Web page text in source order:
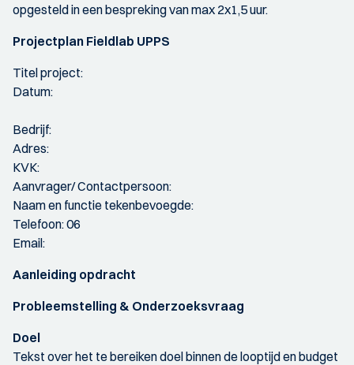
opgesteld in een bespreking van max 2x1,5 uur.
Projectplan Fieldlab UPPS
Titel project:
Datum:
Bedrijf:
Adres:
KVK:
Aanvrager/ Contactpersoon:
Naam en functie tekenbevoegde:
Telefoon: 06
Email:
Aanleiding opdracht
Probleemstelling & Onderzoeksvraag
Doel
Tekst over het te bereiken doel binnen de looptijd en budget